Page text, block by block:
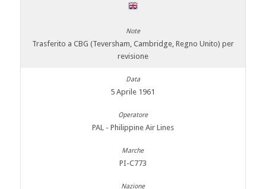
Trasferito a CBG (Teversham, Cambridge, Regno Unito) per
revisione
5 Aprile 1961
PAL - Philippine Air Lines
PI-C773